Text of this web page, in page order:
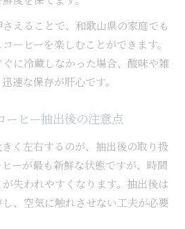
えることで、和歌山県の家庭でも
ーヒーを楽しむことができます。
に冷蔵しなかった場合、酸味や雑
速な保存が肝心です。
ーヒー抽出後の注意点
く左右するのが、抽出後の取り扱
ーが最も新鮮な状態ですが、時間
失われやすくなります。抽出後は
、空気に触れさせない工夫が必要